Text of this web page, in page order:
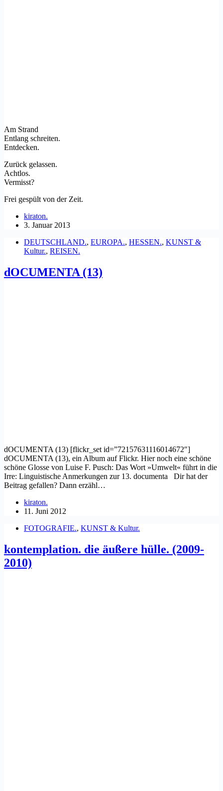
Am Strand
Entlang schreiten.
Entdecken.
Zurück gelassen.
Achtlos.
Vermisst?
Frei gespült von der Zeit.
kiraton.
3. Januar 2013
DEUTSCHLAND., EUROPA., HESSEN., KUNST &
Kultur., REISEN.
dOCUMENTA (13)
dOCUMENTA (13) [flickr_set id=”72157631116014672″]
dOCUMENTA (13), ein Album auf Flickr. Hier noch eine schöne
schöne Glosse von Luise F. Pusch: Das Wort »Umwelt« führt in die
Irre: Linguistische Anmerkungen zur 13. documenta Dir hat der
Beitrag gefallen? Dann erzähl…
kiraton.
11. Juni 2012
FOTOGRAFIE., KUNST & Kultur.
kontemplation. die äußere hülle. (2009-
2010)